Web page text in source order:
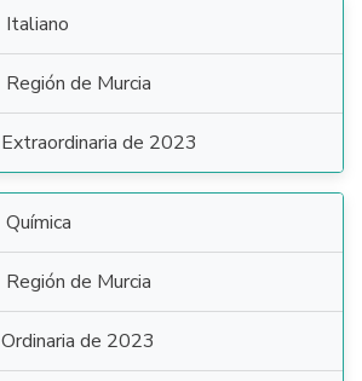
Italiano
Región de Murcia
Extraordinaria de 2023
Química
Región de Murcia
Ordinaria de 2023